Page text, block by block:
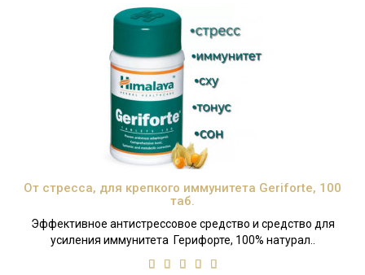
От стресса, для крепкого иммунитета Geriforte, 100
таб.
Эффективное антистрессовое средство и средство для
усиления иммунитета Герифорте, 100% натурал..